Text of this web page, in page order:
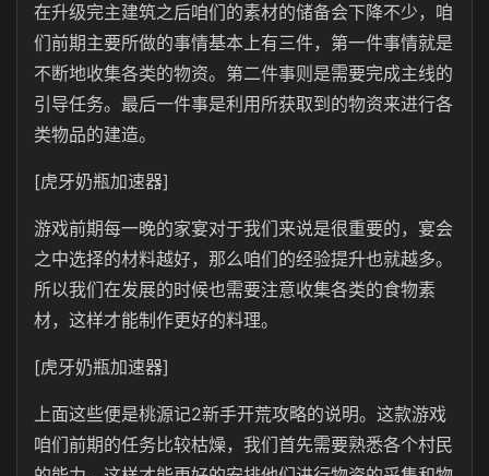
在升级完主建筑之后咱们的素材的储备会下降不少，咱
们前期主要所做的事情基本上有三件，第一件事情就是
不断地收集各类的物资。第二件事则是需要完成主线的
引导任务。最后一件事是利用所获取到的物资来进行各
类物品的建造。
[虎牙奶瓶加速器]
游戏前期每一晚的家宴对于我们来说是很重要的，宴会
之中选择的材料越好，那么咱们的经验提升也就越多。
所以我们在发展的时候也需要注意收集各类的食物素
材，这样才能制作更好的料理。
[虎牙奶瓶加速器]
上面这些便是桃源记2新手开荒攻略的说明。这款游戏
咱们前期的任务比较枯燥，我们首先需要熟悉各个村民